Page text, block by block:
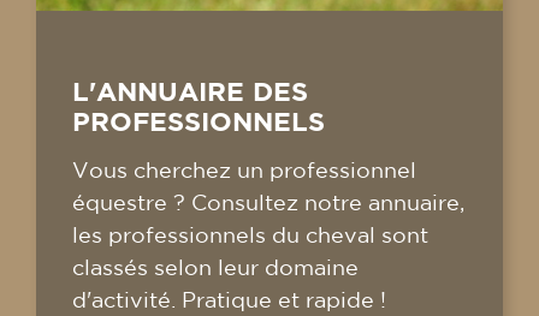
L'ANNUAIRE DES
PROFESSIONNELS
Vous cherchez un professionnel
équestre ? Consultez notre annuaire,
les professionnels du cheval sont
classés selon leur domaine
d'activité. Pratique et rapide !